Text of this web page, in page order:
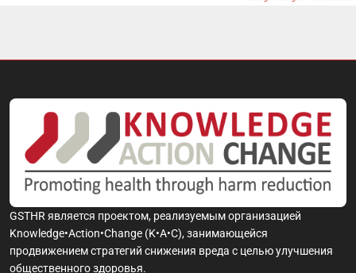
GSTHR является проектом, реализуемым организацией
Knowledge•Action•Change (K•A•C), занимающейся
продвижением стратегий снижения вреда с целью улучшения
общественного здоровья.